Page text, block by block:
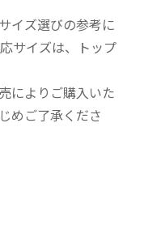
イズ選びの参考に
サイズは、トップ
によりご購入いた
めご了承くださ